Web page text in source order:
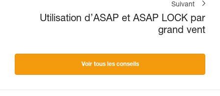
Suivant
Utilisation d’ASAP et ASAP LOCK par
grand vent
Voir tous les conseils